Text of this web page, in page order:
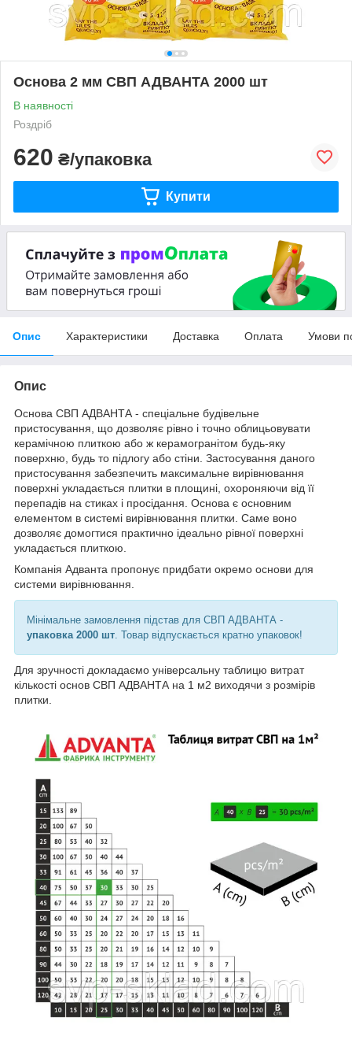
Основа 2 мм СВП АДВАНТА 2000 шт
В наявності
Роздріб
620 ₴/упаковка
Купити
Опис Характеристики Доставка Оплата Умови
Опис
Основа СВП АДВАНТА - спеціальне будівельне
пристосування, що дозволяє рівно і точно облицьовувати
керамічною плиткою або ж керамогранітом будь-яку
поверхню, будь то підлогу або стіни. Застосування даного
пристосування забезпечить максимальне вирівнювання
поверхні укладається плитки в площині, охороняючи від її
перепадів на стиках і просідання. Основа є основним
елементом в системі вирівнювання плитки. Саме воно
дозволяє домогтися практично ідеально рівної поверхні
укладається плиткою.
Компанія Адванта пропонує придбати окремо основи для
системи вирівнювання.
Мінімальне замовлення підстав для СВП АДВАНТА -
упаковка 2000 шт. Товар відпускається кратно упаковок!
Для зручності докладаємо універсальну таблицю витрат
кількості основ СВП АДВАНТА на 1 м2 виходячи з розмірів
плитки.